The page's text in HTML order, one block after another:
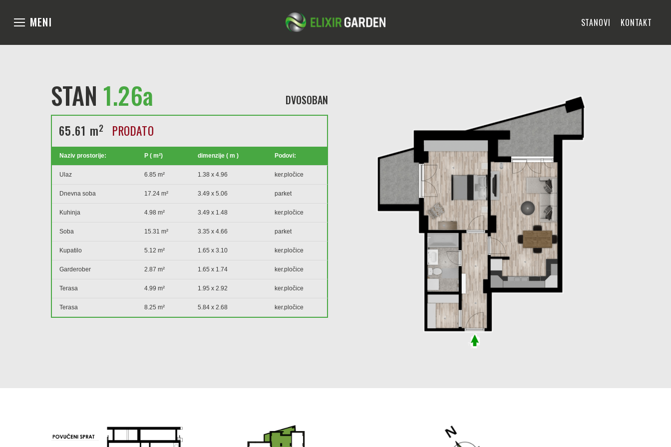
MENI STANOVI KONTAKT
STAN 1.26a DVOSOBAN
65.61 m2 PRODATO
Naziv prostorije: P ( m²) dimenzije ( m ) Podovi:
Ulaz 6.85 m² 1.38 x 4.96 ker.pločice
Dnevna soba 17.24 m² 3.49 x 5.06 parket
Kuhinja 4.98 m² 3.49 x 1.48 ker.pločice
Soba 15.31 m² 3.35 x 4.66 parket
Kupatilo 5.12 m² 1.65 x 3.10 ker.pločice
Garderober 2.87 m² 1.65 x 1.74 ker.pločice
Terasa 4.99 m² 1.95 x 2.92 ker.pločice
Terasa 8.25 m² 5.84 x 2.68 ker.pločice